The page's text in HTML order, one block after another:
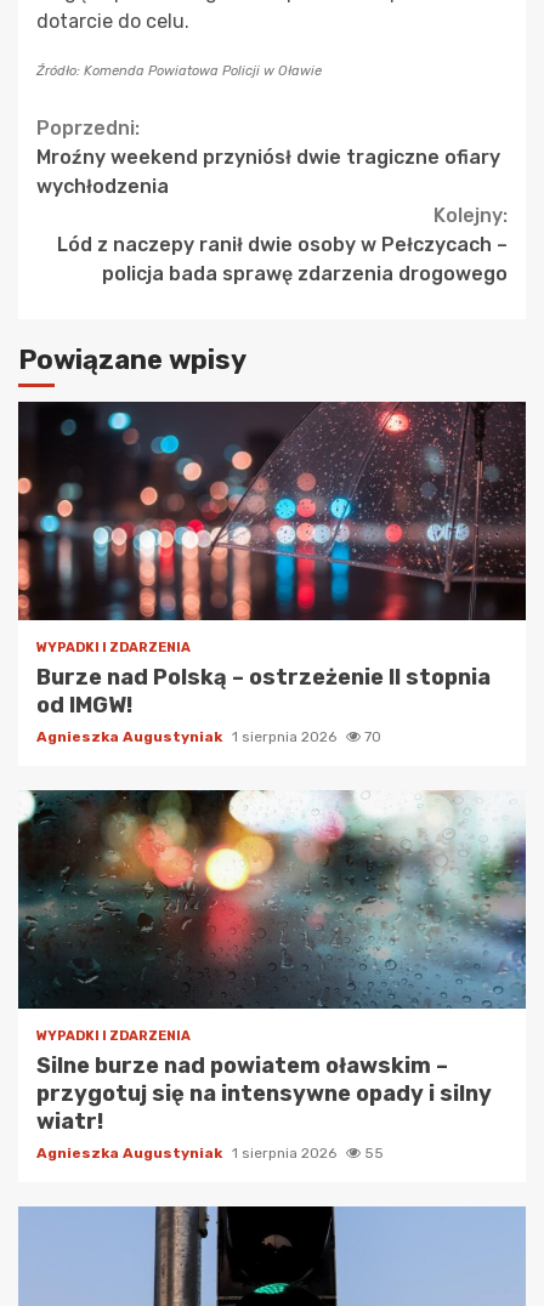
dotarcie do celu.
Źródło: Komenda Powiatowa Policji w Oławie
Continue
Reading
Poprzedni:
Mroźny weekend przyniósł dwie tragiczne ofiary
wychłodzenia
Kolejny:
Lód z naczepy ranił dwie osoby w Pełczycach –
policja bada sprawę zdarzenia drogowego
Powiązane wpisy
WYPADKI I ZDARZENIA
Burze nad Polską – ostrzeżenie II stopnia
od IMGW!
Agnieszka Augustyniak 1 sierpnia 2026 70
WYPADKI I ZDARZENIA
Silne burze nad powiatem oławskim –
przygotuj się na intensywne opady i silny
wiatr!
Agnieszka Augustyniak 1 sierpnia 2026 55